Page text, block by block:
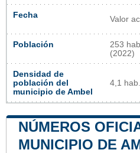
Fecha Valor
Población
253
(2022)
Densidad de
población del
municipio de Ambel
4,1
NÚMEROS
MUNICIPIO DE